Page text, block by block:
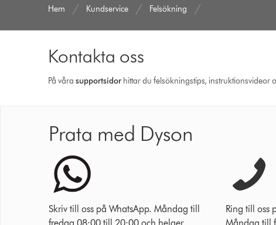
Hem Kundservice Felsökning
Kontakta oss
På vårasupport­sidor hittar du felsökningstips, instruktionsvideor
Prata med Dyson
Skriv till oss på WhatsApp. Måndag till
Ring till oss